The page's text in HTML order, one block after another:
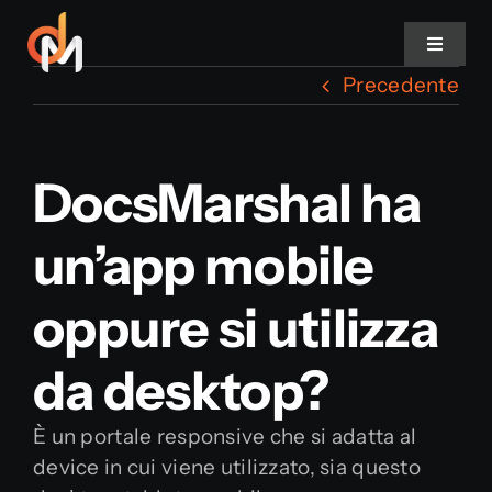
contenuto
Toggle
Features
Strumenti
Soluzioni
Progetti di successo
Clienti
Precedente
DocsMarshal ha
un’app mobile
oppure si utilizza
da desktop?
È un portale responsive che si adatta al
device in cui viene utilizzato, sia questo